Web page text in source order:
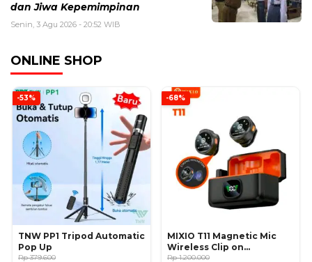
dan Jiwa Kepemimpinan
Senin, 3 Agu 2026 - 20:52 WIB
ONLINE SHOP
-53%
TNW PP1 Tripod Automatic
Pop Up
Rp 379.600
-68%
MIXIO T11 Magnetic Mic
Wireless Clip on
Microphone
Rp 1.200.000